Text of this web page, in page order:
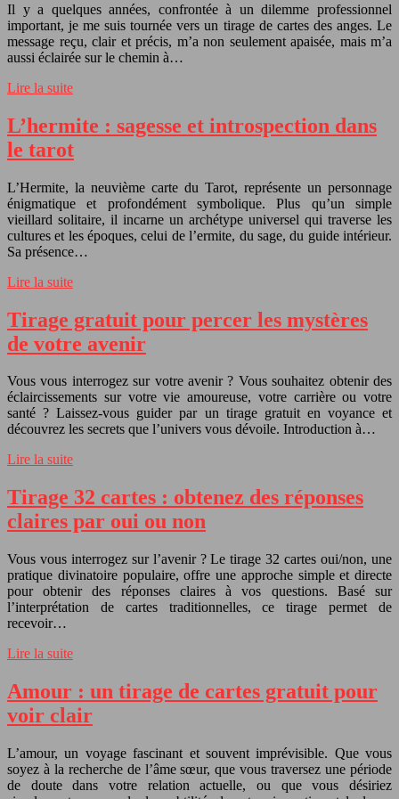
Il y a quelques années, confrontée à un dilemme professionnel
important, je me suis tournée vers un tirage de cartes des anges. Le
message reçu, clair et précis, m’a non seulement apaisée, mais m’a
aussi éclairée sur le chemin à…
Lire la suite
L’hermite : sagesse et introspection dans
le tarot
L’Hermite, la neuvième carte du Tarot, représente un personnage
énigmatique et profondément symbolique. Plus qu’un simple
vieillard solitaire, il incarne un archétype universel qui traverse les
cultures et les époques, celui de l’ermite, du sage, du guide intérieur.
Sa présence…
Lire la suite
Tirage gratuit pour percer les mystères
de votre avenir
Vous vous interrogez sur votre avenir ? Vous souhaitez obtenir des
éclaircissements sur votre vie amoureuse, votre carrière ou votre
santé ? Laissez-vous guider par un tirage gratuit en voyance et
découvrez les secrets que l’univers vous dévoile. Introduction à…
Lire la suite
Tirage 32 cartes : obtenez des réponses
claires par oui ou non
Vous vous interrogez sur l’avenir ? Le tirage 32 cartes oui/non, une
pratique divinatoire populaire, offre une approche simple et directe
pour obtenir des réponses claires à vos questions. Basé sur
l’interprétation de cartes traditionnelles, ce tirage permet de
recevoir…
Lire la suite
Amour : un tirage de cartes gratuit pour
voir clair
L’amour, un voyage fascinant et souvent imprévisible. Que vous
soyez à la recherche de l’âme sœur, que vous traversez une période
de doute dans votre relation actuelle, ou que vous désiriez